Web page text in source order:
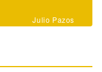
Julio Pazos